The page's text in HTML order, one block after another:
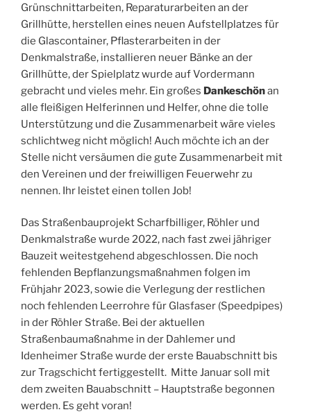
Grünschnittarbeiten, Reparaturarbeiten an der
Grillhütte, herstellen eines neuen Aufstellplatzes für
die Glascontainer, Pflasterarbeiten in der
Denkmalstraße, installieren neuer Bänke an der
Grillhütte, der Spielplatz wurde auf Vordermann
gebracht und vieles mehr. Ein großes Dankeschönan
alle fleißigen Helferinnen und Helfer, ohne die tolle
Unterstützung und die Zusammenarbeit wäre vieles
schlichtweg nicht möglich! Auch möchte ich an der
Stelle nicht versäumen die gute Zusammenarbeit mit
den Vereinen und der freiwilligen Feuerwehr zu
nennen. Ihr leistet einen tollen Job!
Das Straßenbauprojekt Scharfbilliger, Röhler und
Denkmalstraße wurde 2022, nach fast zwei jähriger
Bauzeit weitestgehend abgeschlossen. Die noch
fehlenden Bepflanzungsmaßnahmen folgen im
Frühjahr 2023, sowie die Verlegung der restlichen
noch fehlenden Leerrohre für Glasfaser (Speedpipes)
in der Röhler Straße. Bei der aktuellen
Straßenbaumaßnahme in der Dahlemer und
Idenheimer Straße wurde der erste Bauabschnitt bis
zur Tragschicht fertiggestellt. Mitte Januar soll mit
dem zweiten Bauabschnitt – Hauptstraße begonnen
werden. Es geht voran!